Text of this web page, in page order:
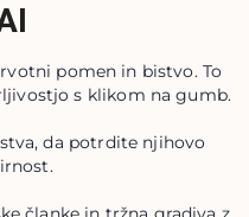
pomen in bistvo. To
s klikom na gumb.
da potrdite njihovo